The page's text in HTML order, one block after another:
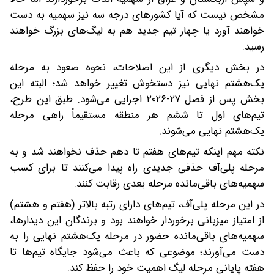
مشخص نیست که آیا کشورهای درجه سه نیز سهمیه به دست
خواهند آورد یا چهار تیم جدید هم به لیگ‌های بزرگ خواهند
رسید.
در بخش دیگری از این اصلاحات، نحوه صعود به مرحله
یک‌هشتم نهایی نیز دستخوش تغییر خواهد شد؛ البته این
بخش پس از فصل ۲۷-۲۰۲۶ اجرایی می‌شود. طبق این طرح،
تیم‌های اول تا ششم هر منطقه مستقیماً راهی مرحله
یک‌هشتم نهایی می‌شوند.
نکته مهم اینکه تیم‌های هفتم تا دهم حذف نخواهند شد و به
مرحله پلی‌آف حذفی جدیدی راه پیدا می‌کنند تا برای کسب
سهمیه‌های باقی‌مانده مرحله بعدی رقابت کنند.
در این مرحله پلی‌آف، تیم‌های دارای رتبه بالاتر (هفتم و هشتم)
از امتیاز میزبانی برخوردار خواهند بود و برندگان این دیدارها،
سهمیه‌های باقی‌مانده حضور در مرحله یک‌هشتم نهایی را به
دست می‌آورند؛ موضوعی که باعث می‌شود جایگاه تیم‌ها تا
هفته پایانی مرحله لیگ اهمیت خود را حفظ کند.